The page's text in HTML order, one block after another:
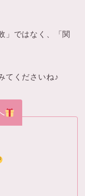
」ではなく、「関
てくださいね♪